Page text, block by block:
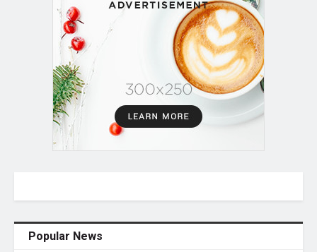
Popular News